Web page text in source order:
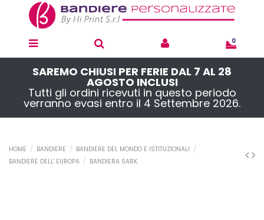
0
SAREMO CHIUSI PER FERIE DAL 7 AL 28
AGOSTO INCLUSI
Tutti gli ordini ricevuti in questo periodo
verranno evasi entro il 4 Settembre 2026.
HOME BANDIERE
BANDIERE DEL MONDO E ISTITUZIONALI
BANDIERE DELL' EUROPA
BANDIERA SARK